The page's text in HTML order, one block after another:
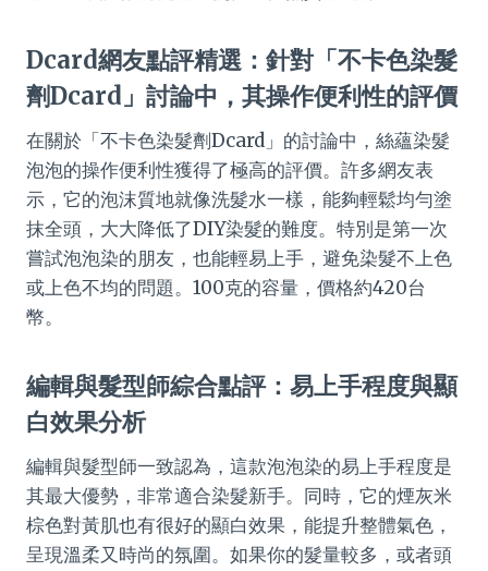
Dcard網友點評精選：針對「不卡色染髮
劑Dcard」討論中，其操作便利性的評價
在關於「不卡色染髮劑Dcard」的討論中，絲蘊染髮
泡泡的操作便利性獲得了極高的評價。許多網友表
示，它的泡沫質地就像洗髮水一樣，能夠輕鬆均勻塗
抹全頭，大大降低了DIY染髮的難度。特別是第一次
嘗試泡泡染的朋友，也能輕易上手，避免染髮不上色
或上色不均的問題。100克的容量，價格約420台
幣。
編輯與髮型師綜合點評：易上手程度與顯
白效果分析
編輯與髮型師一致認為，這款泡泡染的易上手程度是
其最大優勢，非常適合染髮新手。同時，它的煙灰米
棕色對黃肌也有很好的顯白效果，能提升整體氣色，
呈現溫柔又時尚的氛圍。如果你的髮量較多，或者頭